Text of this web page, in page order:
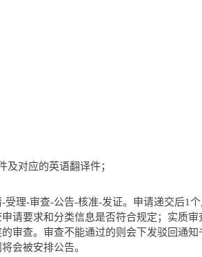
对应的英语翻译件；
-审查-公告-核准-发证。申请递交后1个
请要求和分类信息是否符合规定；实质
审查。审查不能通过的则会下发驳回通
会被安排公告。